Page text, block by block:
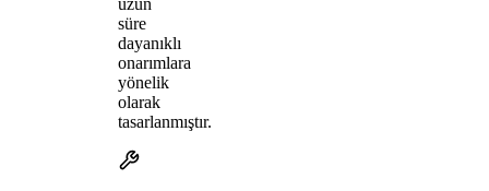
süre
dayanıklı
onarımlara
yönelik
olarak
tasarlanmıştır.